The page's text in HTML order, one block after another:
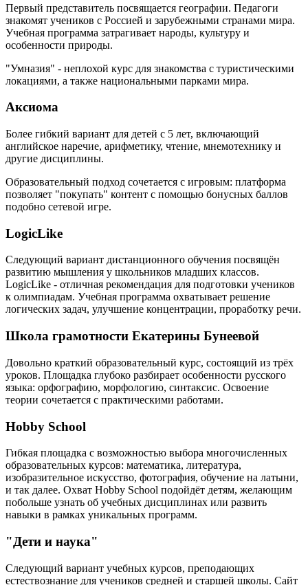
Первый представитель посвящается географии. Педагоги
знакомят учеников с Россией и зарубежными странами мира.
Учебная программа затрагивает народы, культуру и
особенности природы.
"Умназия" - неплохой курс для знакомства с туристическими
локациями, а также национальными парками мира.
Аксиома
Более гибкий вариант для детей с 5 лет, включающий
английское наречие, арифметику, чтение, мнемотехнику и
другие дисциплины.
Образовательный подход сочетается с игровым: платформа
позволяет "покупать" контент с помощью бонусных баллов
подобно сетевой игре.
LogicLike
Следующий вариант дистанционного обучения посвящён
развитию мышления у школьников младших классов.
LogicLike - отличная рекомендация для подготовки учеников
к олимпиадам. Учебная программа охватывает решение
логических задач, улучшение концентрации, проработку речи.
Школа грамотности Екатерины Бунеевой
Довольно краткий образовательный курс, состоящий из трёх
уроков. Площадка глубоко разбирает особенности русского
языка: орфографию, морфологию, синтаксис. Освоение
теории сочетается с практическими работами.
Hobby School
Гибкая площадка с возможностью выбора многочисленных
образовательных курсов: математика, литература,
изобразительное искусство, фотография, обучение на латыни,
и так далее. Охват Hobby School подойдёт детям, желающим
побольше узнать об учебных дисциплинах или развить
навыки в рамках уникальных программ.
"Дети и наука"
Следующий вариант учебных курсов, преподающих
естествознание для учеников средней и старшей школы. Сайт